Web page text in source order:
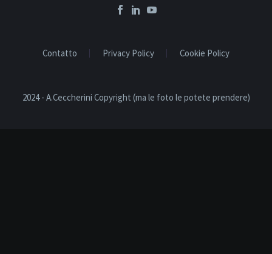
Contatto Privacy Policy Cookie Policy
2024 - A.Ceccherini Copyright (ma le foto le potete prendere)